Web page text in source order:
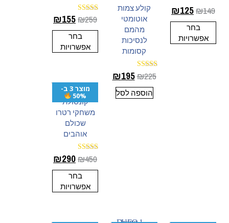
₪149
₪125
בחר
אפשרויות
קולע צמות
אוטומטי
מהמם
לנסיכות
קסומות
דורג
5.00
מתוך 5
₪225
₪195
הוספה לסל
דורג
4.83
מתוך 5
₪259
₪155
בחר
אפשרויות
מוצר 3 ב-
50%
קונסולת
משחקי רטרו
שכולם
אוהבים
דורג
5.00
מתוך 5
₪450
₪290
בחר
אפשרויות